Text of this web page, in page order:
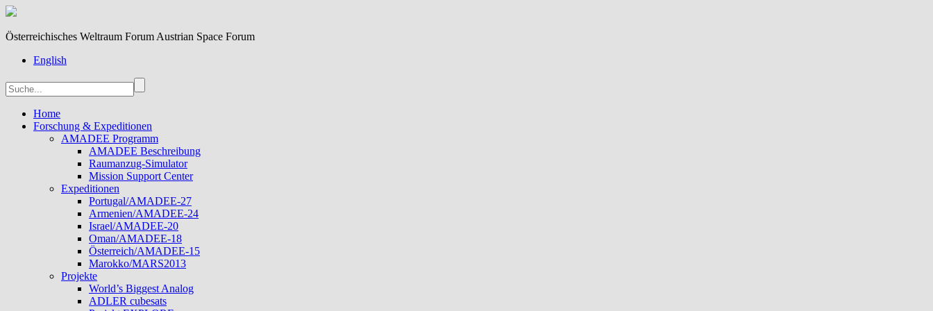
Österreichisches Weltraum Forum Austrian Space Forum
English
Home
Forschung & Expeditionen
AMADEE Programm
AMADEE Beschreibung
Raumanzug-Simulator
Mission Support Center
Expeditionen
Portugal/AMADEE-27
Armenien/AMADEE-24
Israel/AMADEE-20
Oman/AMADEE-18
Österreich/AMADEE-15
Marokko/MARS2013
Projekte
World’s Biggest Analog
ADLER cubesats